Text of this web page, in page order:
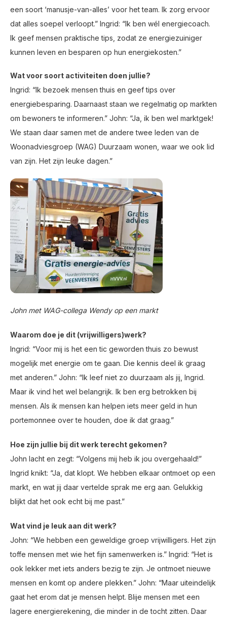
een soort ‘manusje-van-alles’ voor het team. Ik zorg ervoor
dat alles soepel verloopt.” Ingrid: “Ik ben wél energiecoach.
Ik geef mensen praktische tips, zodat ze energiezuiniger
kunnen leven en besparen op hun energiekosten.”
Wat voor soort activiteiten doen jullie?
Ingrid: “Ik bezoek mensen thuis en geef tips over
energiebesparing. Daarnaast staan we regelmatig op markten
om bewoners te informeren.” John: “Ja, ik ben wel marktgek!
We staan daar samen met de andere twee leden van de
Woonadviesgroep (WAG) Duurzaam wonen, waar we ook lid
van zijn. Het zijn leuke dagen.”
John met WAG-collega Wendy op een markt
Waarom doe je dit (vrijwilligers)werk?
Ingrid: “Voor mij is het een tic geworden thuis zo bewust
mogelijk met energie om te gaan. Die kennis deel ik graag
met anderen.” John: “Ik leef niet zo duurzaam als jij, Ingrid.
Maar ik vind het wel belangrijk. Ik ben erg betrokken bij
mensen. Als ik mensen kan helpen iets meer geld in hun
portemonnee over te houden, doe ik dat graag.”
Hoe zijn jullie bij dit werk terecht gekomen?
John lacht en zegt: “Volgens mij heb ik jou overgehaald!”
Ingrid knikt: “Ja, dat klopt. We hebben elkaar ontmoet op een
markt, en wat jij daar vertelde sprak me erg aan. Gelukkig
blijkt dat het ook echt bij me past.”
Wat vind je leuk aan dit werk?
John: “We hebben een geweldige groep vrijwilligers. Het zijn
toffe mensen met wie het fijn samenwerken is.” Ingrid: “Het is
ook lekker met iets anders bezig te zijn. Je ontmoet nieuwe
mensen en komt op andere plekken.” John: “Maar uiteindelijk
gaat het erom dat je mensen helpt. Blije mensen met een
lagere energierekening, die minder in de tocht zitten. Daar